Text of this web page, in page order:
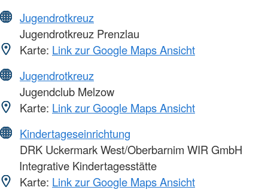
Jugendrotkreuz
Jugendrotkreuz Prenzlau
Karte: Link zur Google Maps Ansicht
Jugendrotkreuz
Jugendclub Melzow
Karte: Link zur Google Maps Ansicht
Kindertageseinrichtung
DRK Uckermark West/Oberbarnim WIR GmbH
Integrative Kindertagesstätte
Karte: Link zur Google Maps Ansicht